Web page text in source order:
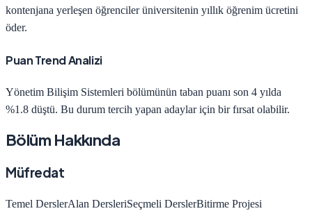
kontenjana yerleşen öğrenciler üniversitenin yıllık öğrenim ücretini
öder.
Puan Trend Analizi
Yönetim Bilişim Sistemleri bölümünün taban puanı son 4 yılda
%1.8 düştü. Bu durum tercih yapan adaylar için bir fırsat olabilir.
Bölüm Hakkında
Müfredat
Temel DerslerAlan DersleriSeçmeli DerslerBitirme Projesi